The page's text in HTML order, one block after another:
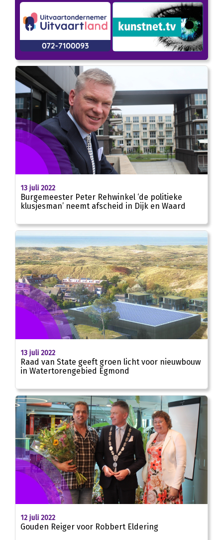
13 juli 2022
Burgemeester Peter Rehwinkel ‘de politieke
klusjesman’ neemt afscheid in Dijk en Waard
13 juli 2022
Raad van State geeft groen licht voor nieuwbouw
in Watertorengebied Egmond
12 juli 2022
Gouden Reiger voor Robbert Eldering